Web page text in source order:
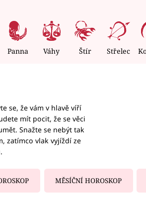
Panna Váhy Štír Střelec
se, že vám v hlavě víří
mít pocit, že se věci
Snažte se nebýt tak
zatímco vlak vyjíždí ze
MĚSÍČNÍ HOROSKOP